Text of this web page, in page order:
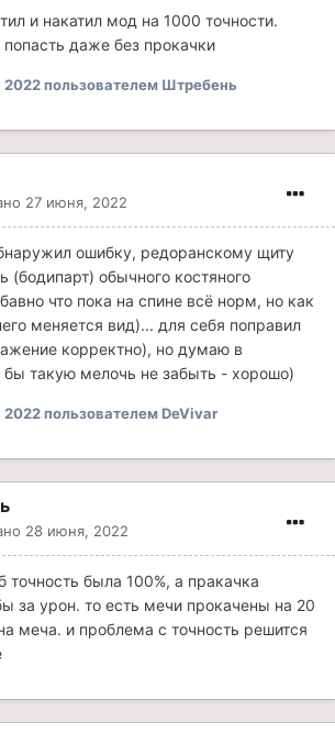
и накатил мод на 1000 точности.
даже без прокачки
2022пользователем Штребень
27 июня, 2022
ошибку, редоранскому щиту
(бодипарт) обычного костяного
что пока на спине всё норм, но как
меняется вид)... для себя поправил
корректно), но думаю в
бы такую мелочь не забыть - хорошо)
2022пользователем DeVivar
28 июня, 2022
точность была 100%, а пракачка
за урон. то есть мечи прокачены на 20
меча. и проблема с точность решится